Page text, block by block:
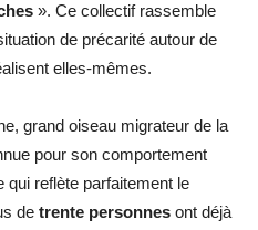
». Ce collectif rassemble
de précarité autour de
elles-mêmes.
grand oiseau migrateur de la
pour son comportement
reflète parfaitement le
de trente personnes ont déjà